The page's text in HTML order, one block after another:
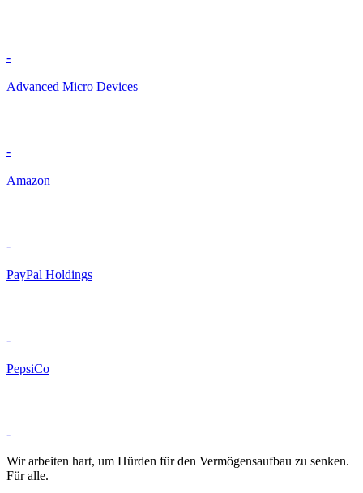
-
Advanced Micro Devices
-
Amazon
-
PayPal Holdings
-
PepsiCo
-
Wir arbeiten hart, um Hürden für den Vermögensaufbau zu senken.
Für alle.